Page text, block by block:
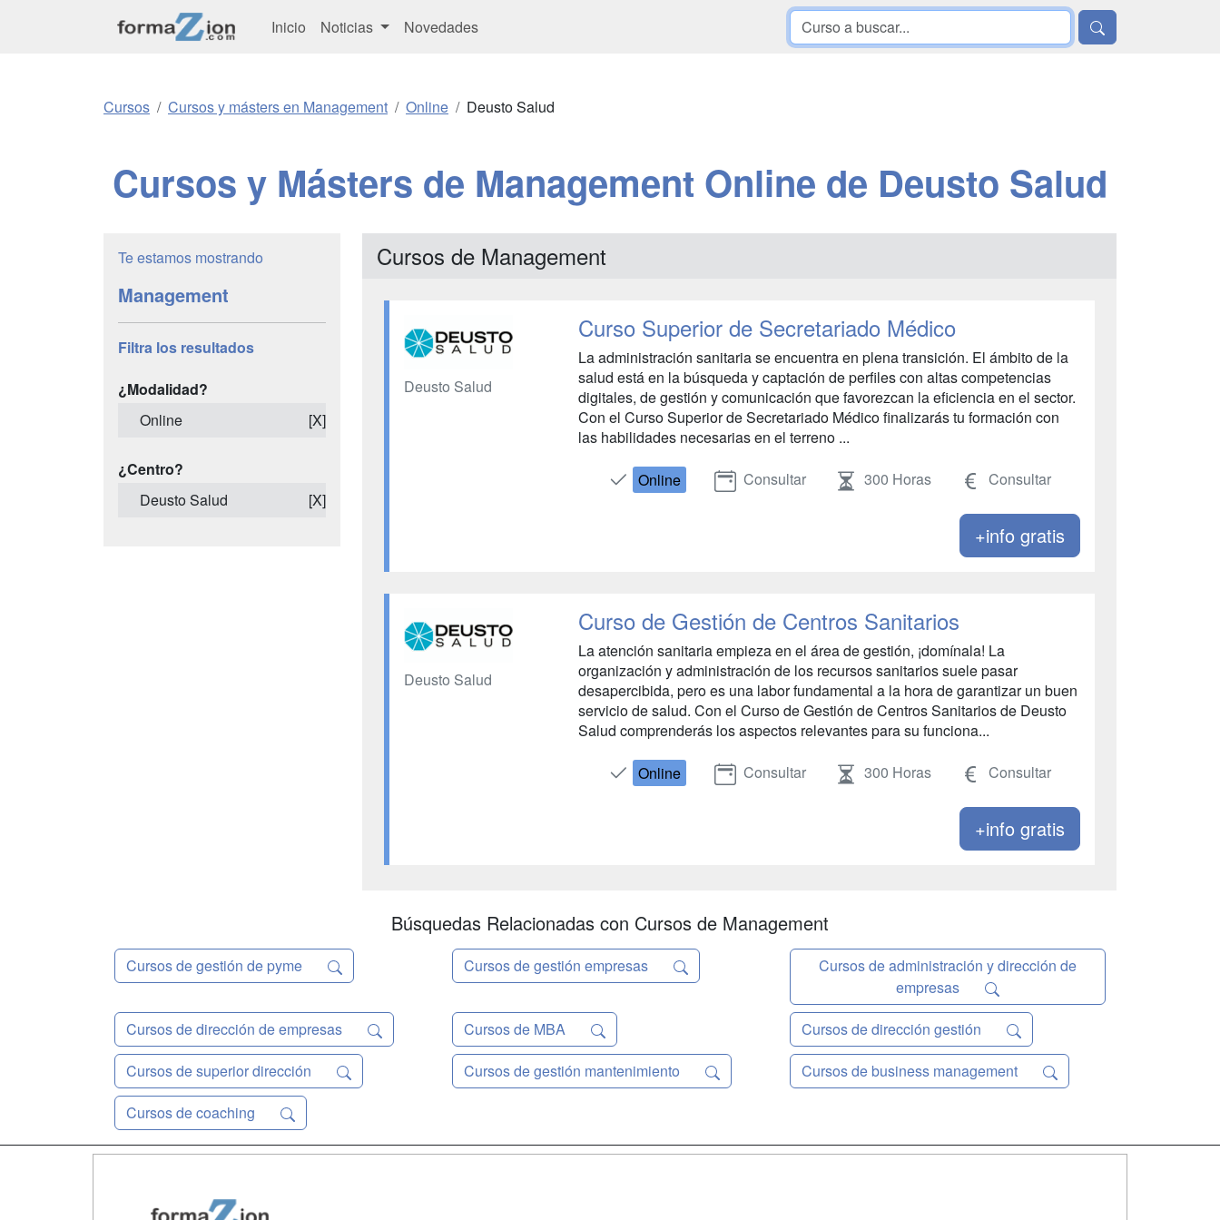
Inicio Noticias Novedades
Cursos Cursos y másters en Management Online Deusto Salud
Cursos y Másters de Management Online de Deusto Salud
Te estamos mostrando
Management
Filtra los resultados
¿Modalidad?
Online
[X]
¿Centro?
Deusto Salud
[X]
Cursos de Management
Deusto Salud
Curso Superior de Secretariado Médico
La administración sanitaria se encuentra en plena transición. El ámbito de la
salud está en la búsqueda y captación de perfiles con altas competencias
digitales, de gestión y comunicación que favorezcan la eficiencia en el sector.
Con el Curso Superior de Secretariado Médico finalizarás tu formación con
las habilidades necesarias en el terreno ...
Online Consultar 300 Horas Consultar
+info gratis
Deusto Salud
Curso de Gestión de Centros Sanitarios
La atención sanitaria empieza en el área de gestión, ¡domínala! La
organización y administración de los recursos sanitarios suele pasar
desapercibida, pero es una labor fundamental a la hora de garantizar un buen
servicio de salud. Con el Curso de Gestión de Centros Sanitarios de Deusto
Salud comprenderás los aspectos relevantes para su funciona...
Online Consultar 300 Horas Consultar
+info gratis
Búsquedas Relacionadas con Cursos de Management
Cursos de gestión de pyme Cursos de gestión empresas
Cursos de administración y dirección de
empresas
Cursos de dirección de empresas
Cursos de MBA
Cursos de dirección gestión
Cursos de superior dirección
Cursos de gestión mantenimiento
Cursos de business management
Cursos de coaching